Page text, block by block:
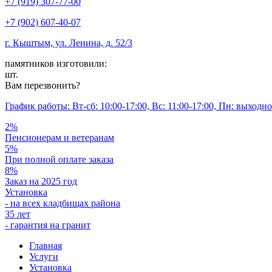
+7 (902) 607-40-07
г. Кыштым, ул. Ленина, д. 52/3
памятников изготовили:
шт.
Вам перезвонить?
График работы: Вт-сб: 10:00-17:00, Вс: 11:00-17:00, Пн:
2%
Пенсионерам и ветеранам
5%
При полной оплате заказа
8%
Заказ на 2025 год
Установка
- на всех кладбищах района
35 лет
- гарантия на гранит
Главная
Услуги
Установка